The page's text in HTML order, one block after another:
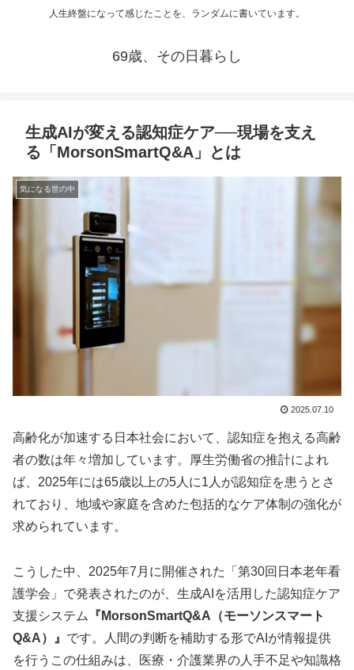
人生終盤になって感じたことを、ランダムに書いています。
69歳、その日暮らし
生成AIが変える認知症ケア──現場を支え
る「MorsonSmartQ&A」とは
気になる世の中
2025.07.10
高齢化が加速する日本社会において、認知症を抱える高齢
者の数は年々増加しています。厚生労働省の推計によれ
ば、2025年には65歳以上の5人に1人が認知症を患うとさ
れており、地域や家庭を含めた包括的なケア体制の強化が
求められています。
こうした中、2025年7月に開催された「第30回日本老年看
護学会」で発表されたのが、生成AIを活用した認知症ケア
支援システム
『MorsonSmartQ&A（モーソンスマート
Q&A）』 です。人間の判断を補助する形でAIが情報提供
を行うこの仕組みは、医療・介護業界の人手不足や知識格